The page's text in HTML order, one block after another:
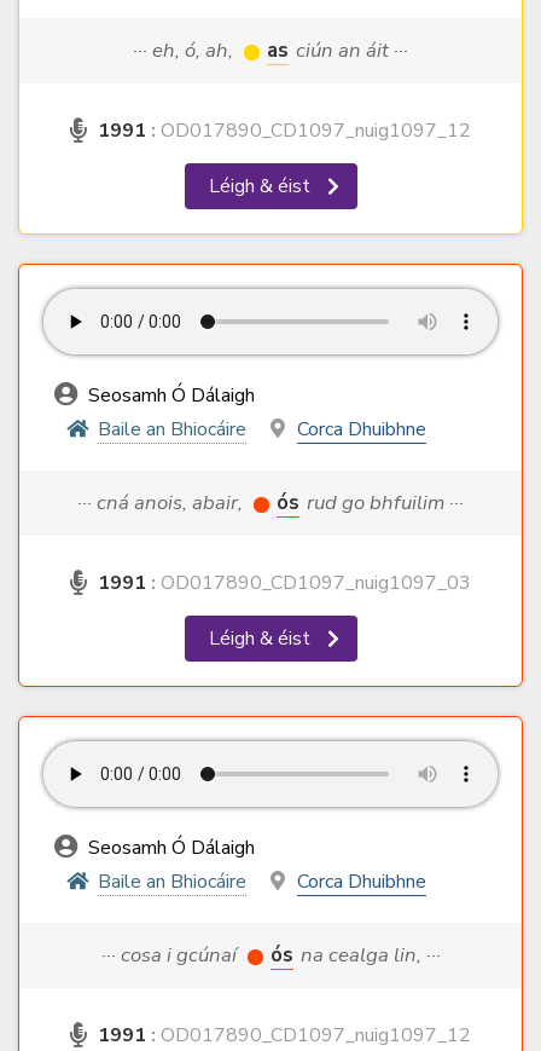
··· eh, ó, ah, as ciún an áit ···
1991 : OD017890_CD1097_nuig1097_12
Léigh & éist
Seosamh Ó Dálaigh
Baile an Bhiocáire
Corca Dhuibhne
··· cná anois, abair, ós rud go bhfuilim ···
1991 : OD017890_CD1097_nuig1097_03
Léigh & éist
Seosamh Ó Dálaigh
Baile an Bhiocáire
Corca Dhuibhne
··· cosa i gcúnaí ós na cealga lin, ···
1991 : OD017890_CD1097_nuig1097_12